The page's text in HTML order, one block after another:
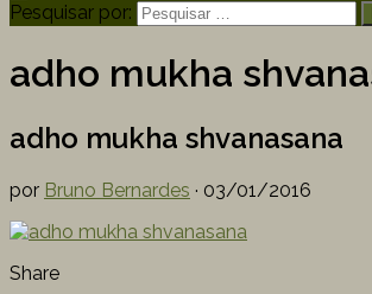
Pesquisar por:
adho mukha
adho mukha shvanasana
por Bruno Bernardes · 03/01/2016
Share